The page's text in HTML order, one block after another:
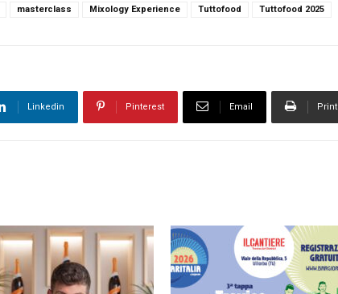
masterclass Mixology Experience Tuttofood Tuttofood 2025
Linkedin Pinterest Email Print